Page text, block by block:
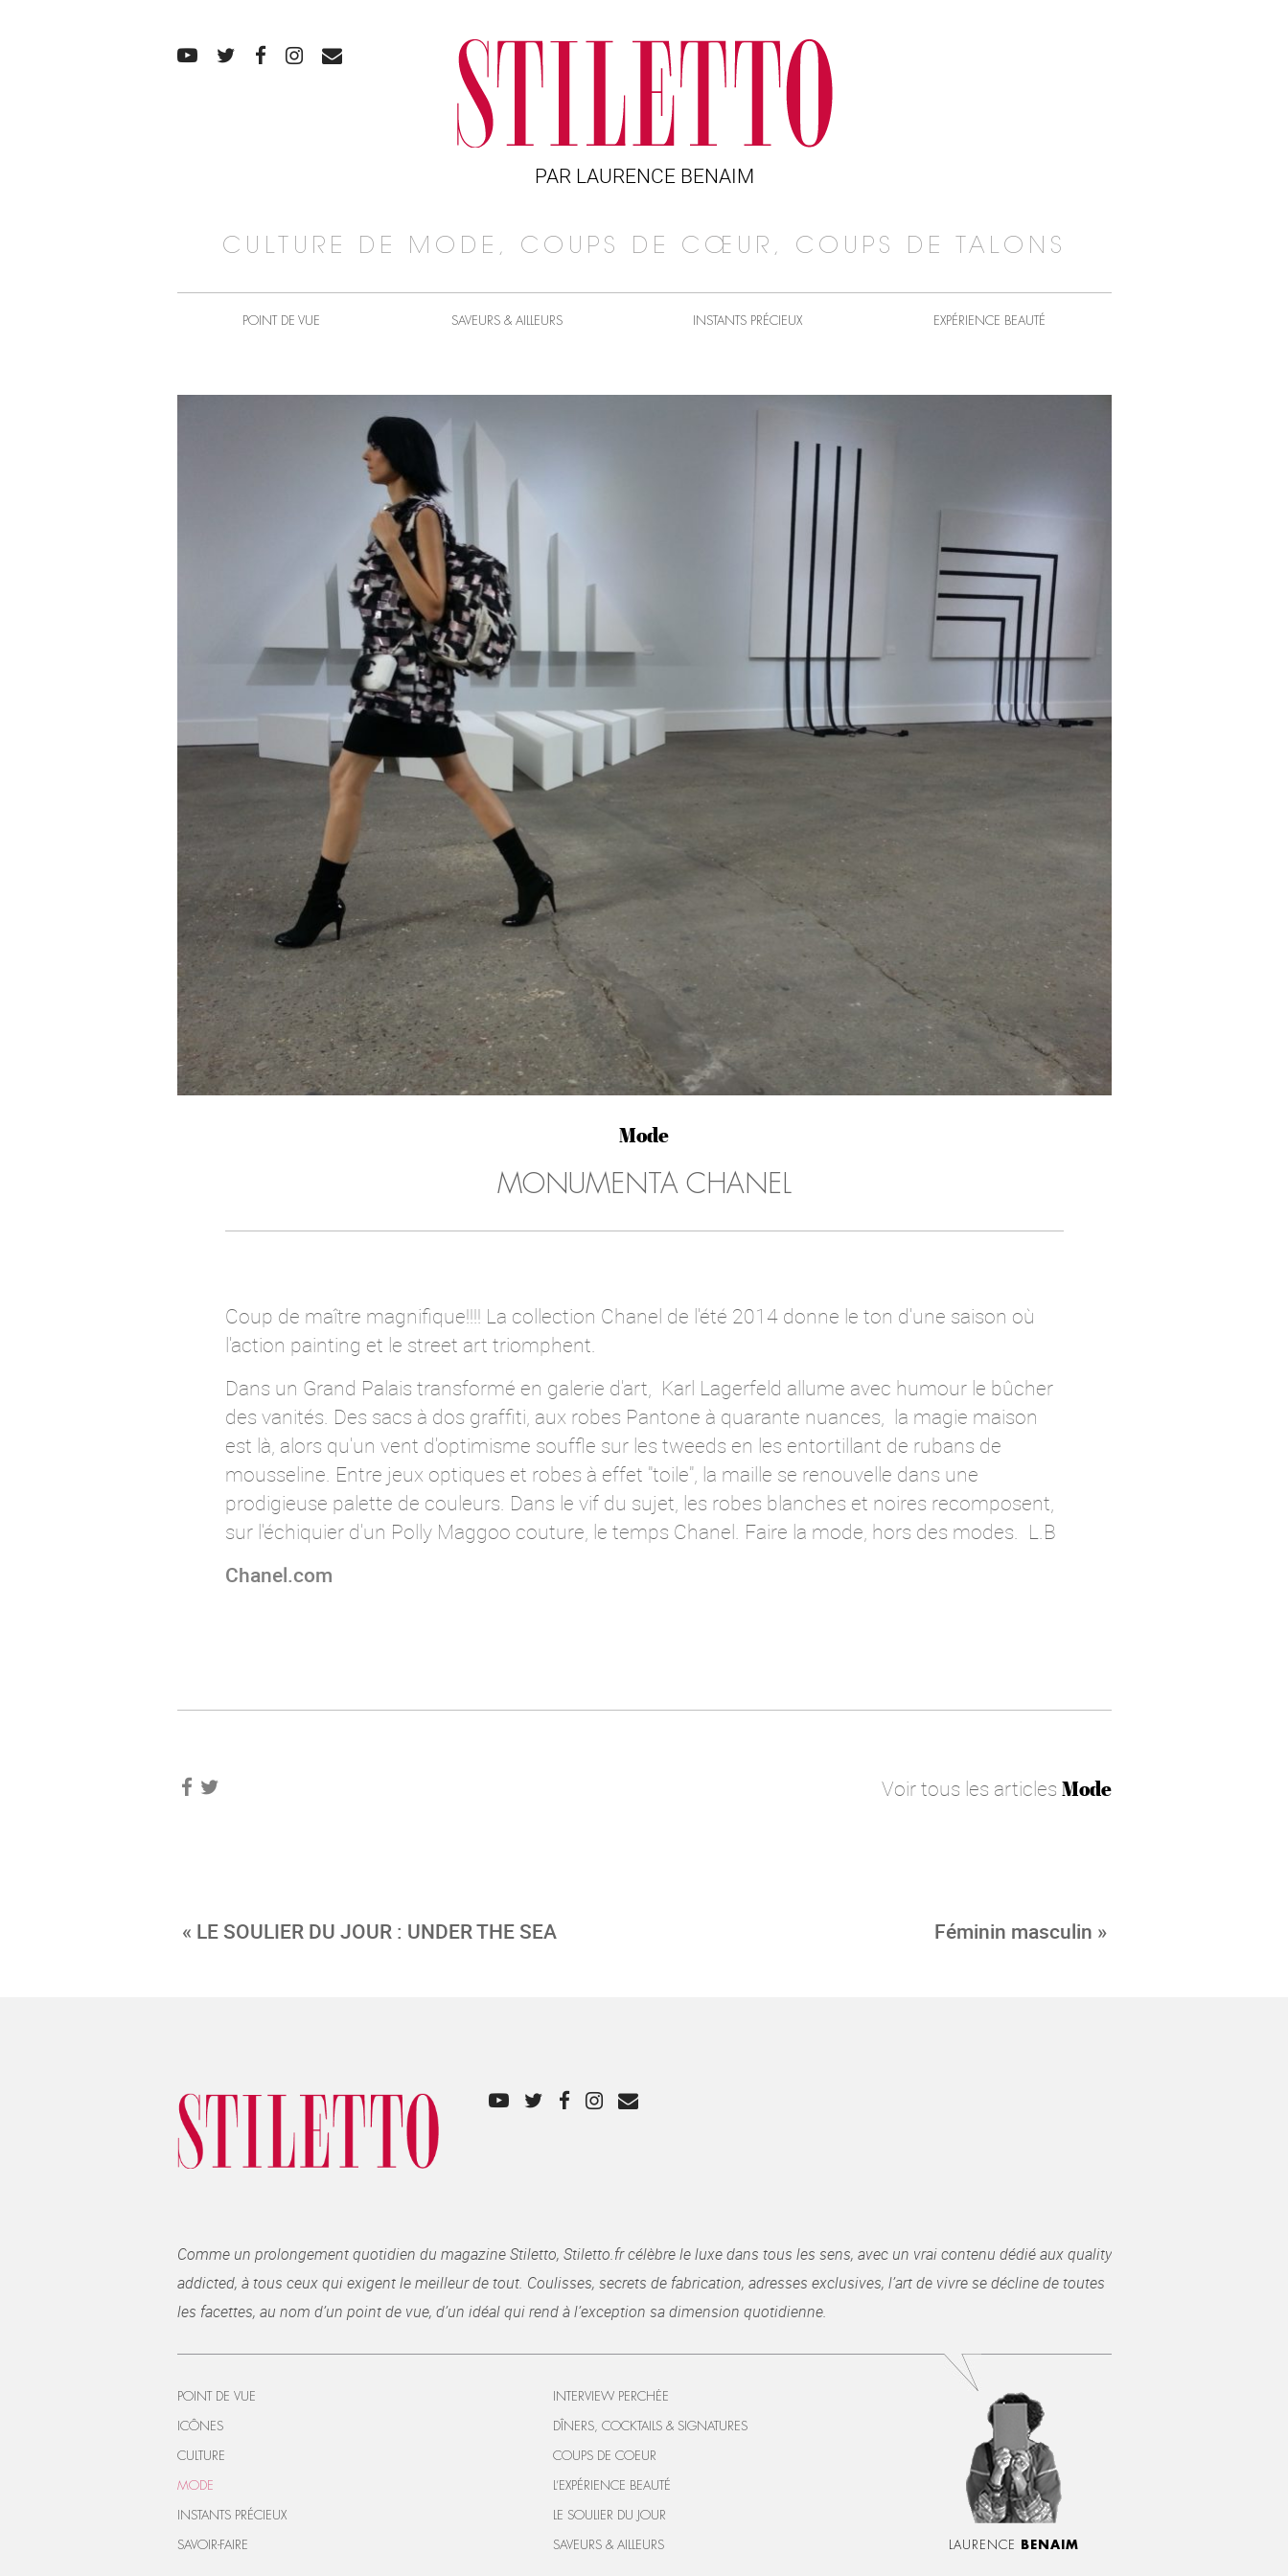
PAR LAURENCE BENAIM
CULTURE DE MODE, COUPS DE CŒUR, COUPS DE TALONS
POINT DE VUE SAVEURS & AILLEURS INSTANTS PRÉCIEUX EXPÉRIENCE BEAUTÉ
Mode
MONUMENTA CHANEL
Coup de maître magnifique!!!! La collection Chanel de l'été 2014 donne le ton d'une saison où
l'action painting et le street art triomphent.
Dans un Grand Palais transformé en galerie d'art, Karl Lagerfeld allume avec humour le bûcher
des vanités. Des sacs à dos graffiti, aux robes Pantone à quarante nuances, la magie maison
est là, alors qu'un vent d'optimisme souffle sur les tweeds en les entortillant de rubans de
mousseline. Entre jeux optiques et robes à effet "toile", la maille se renouvelle dans une
prodigieuse palette de couleurs. Dans le vif du sujet, les robes blanches et noires recomposent,
sur l'échiquier d'un Polly Maggoo couture, le temps Chanel. Faire la mode, hors des modes. L.B
Chanel.com
Voir tous les articles Mode
« LE SOULIER DU JOUR : UNDER THE SEA Féminin masculin »
Comme un prolongement quotidien du magazine Stiletto, Stiletto.fr célèbre le luxe dans tous les sens, avec un vrai contenu dédié aux quality
addicted, à tous ceux qui exigent le meilleur de tout. Coulisses, secrets de fabrication, adresses exclusives, l’art de vivre se décline de toutes
les facettes, au nom d’un point de vue, d’un idéal qui rend à l’exception sa dimension quotidienne.
LAURENCE BENAIM
POINT DE VUE
ICÔNES
CULTURE
MODE
INSTANTS PRÉCIEUX
SAVOIR-FAIRE
INTERVIEW PERCHÉE
DÎNERS, COCKTAILS & SIGNATURES
COUPS DE COEUR
L’EXPÉRIENCE BEAUTÉ
LE SOULIER DU JOUR
SAVEURS & AILLEURS